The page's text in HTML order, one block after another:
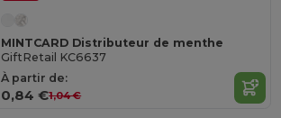
MINTCARD Distributeur de menthe
GiftRetail KC6637
À partir de:
0,84 €1,04 €